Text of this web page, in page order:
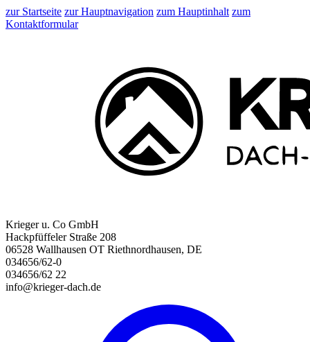
zur Startseite zur Hauptnavigation zum Hauptinhalt zum
Kontaktformular
Krieger u. Co GmbH
Hackpfüffeler Straße 208
06528 Wallhausen OT Riethnordhausen, DE
034656/62-0
034656/62 22
info@krieger-dach.de